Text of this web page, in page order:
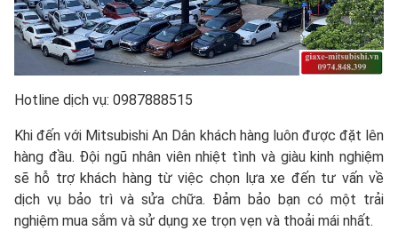
Hotline dịch vụ: 0987888515
Khi đến với Mitsubishi An Dân khách hàng luôn được đặt lên
hàng đầu. Đội ngũ nhân viên nhiệt tình và giàu kinh nghiệm
sẽ hỗ trợ khách hàng từ việc chọn lựa xe đến tư vấn về
dịch vụ bảo trì và sửa chữa. Đảm bảo bạn có một trải
nghiệm mua sắm và sử dụng xe trọn vẹn và thoải mái nhất.